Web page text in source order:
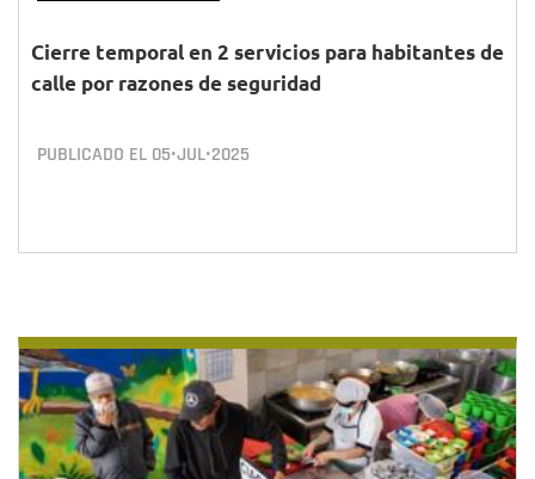
Cierre temporal en 2 servicios para habitantes de
calle por razones de seguridad
PUBLICADO EL 05•JUL•2025